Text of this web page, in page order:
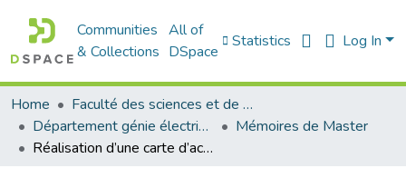
Communities
& Collections
All of
DSpace
Statistics Log In
Home
Faculté des sciences et de la technologie
Département génie électrique
Mémoires de Master
Réalisation d’une carte d’acquisition pour le diagnostic des défauts dans la machine asynchrone